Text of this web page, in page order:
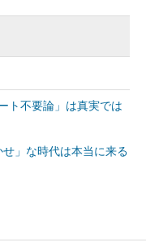
ト不要論」は真実では
せ」な時代は本当に来る